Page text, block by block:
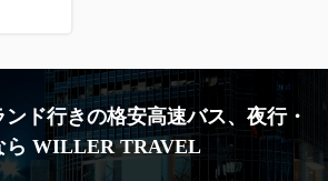
ド行きの格安高速バス、夜行・
ら WILLER TRAVEL